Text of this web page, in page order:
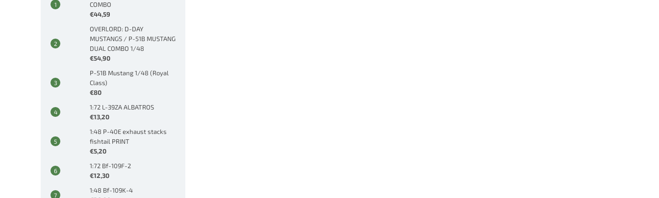
COMBO
€44,59
OVERLORD: D-DAY
MUSTANGS / P-51B MUSTANG
DUAL COMBO 1/48
€54,90
P-51B Mustang 1/48 (Royal
Class)
€80
1:72 L-39ZA ALBATROS
€13,20
1:48 P-40E exhaust stacks
fishtail PRINT
€5,20
1:72 Bf-109F-2
€12,30
1:48 Bf-109K-4